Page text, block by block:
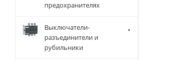
предохранителях
Выключатели-
разъединители и
рубильники